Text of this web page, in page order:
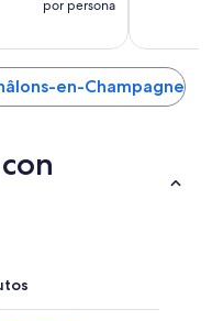
por persona
en-Champagne